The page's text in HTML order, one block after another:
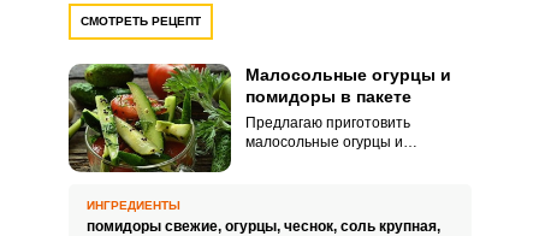
СМОТРЕТЬ РЕЦЕПТ
Малосольные огурцы и
помидоры в пакете
Предлагаю приготовить
малосольные огурцы и
ИНГРЕДИЕНТЫ
помидоры свежие, огурцы, чеснок, соль крупная,